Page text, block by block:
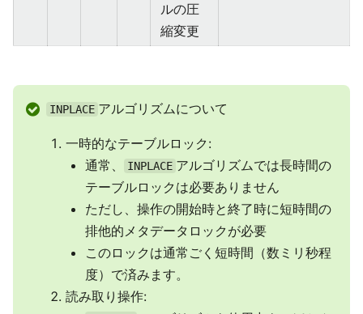
ルの圧
縮変更
INPLACE アルゴリズムについて
一時的なテーブルロック:
通常、
INPLACE アルゴリズムでは長時間の
テーブルロックは必要ありません
ただし、操作の開始時と終了時に短時間の
排他的メタデータロックが必要
このロックは通常ごく短時間（数ミリ秒程
度）で済みます。
読み取り操作: